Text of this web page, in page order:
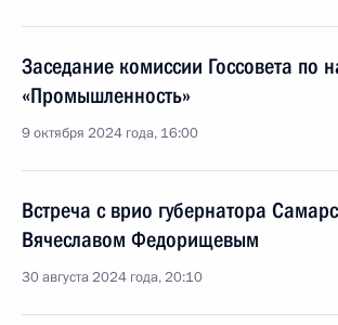
Заседание комиссии Госсовета по
«Промышленность»
9 октября 2024 года, 16:00
Встреча с врио губернатора
Вячеславом Федорищевым
30 августа 2024 года, 20:10